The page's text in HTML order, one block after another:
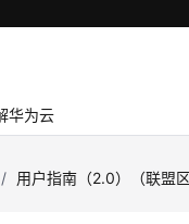
华为云
/ 用户指南（2.0）（联盟区